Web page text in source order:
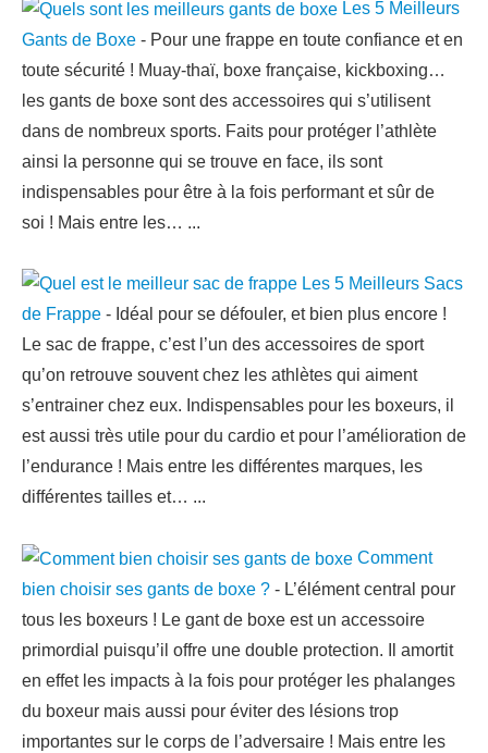
Les 5 Meilleurs
Gants de Boxe - Pour une frappe en toute confiance et en
toute sécurité ! Muay-thaï, boxe française, kickboxing…
les gants de boxe sont des accessoires qui s’utilisent
dans de nombreux sports. Faits pour protéger l’athlète
ainsi la personne qui se trouve en face, ils sont
indispensables pour être à la fois performant et sûr de
soi ! Mais entre les… ...
Les 5 Meilleurs Sacs
de Frappe - Idéal pour se défouler, et bien plus encore !
Le sac de frappe, c’est l’un des accessoires de sport
qu’on retrouve souvent chez les athlètes qui aiment
s’entrainer chez eux. Indispensables pour les boxeurs, il
est aussi très utile pour du cardio et pour l’amélioration de
l’endurance ! Mais entre les différentes marques, les
différentes tailles et… ...
Comment
bien choisir ses gants de boxe ? - L’élément central pour
tous les boxeurs ! Le gant de boxe est un accessoire
primordial puisqu’il offre une double protection. Il amortit
en effet les impacts à la fois pour protéger les phalanges
du boxeur mais aussi pour éviter des lésions trop
importantes sur le corps de l’adversaire ! Mais entre les